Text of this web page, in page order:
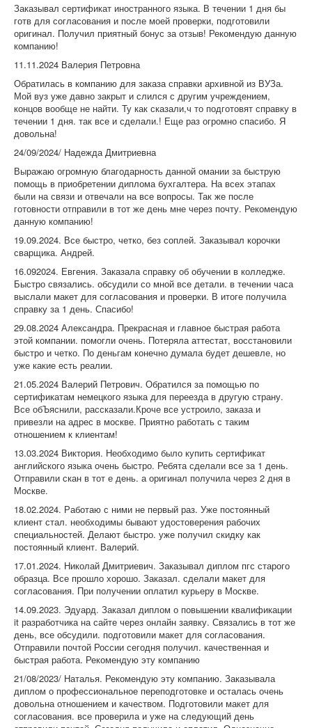
Заказывал сертификат иностранного языка. В течении 1 дня бы
готв для согласования и после моей проверки, подготовили
оригинал. Получил приятный бонус за отзыв! Рекомендую данную
компанию!
11.11.2024 Валерия Петровна
Обратилась в компанию для заказа справки архивной из ВУЗа.
Мой вуз уже давно закрыт и слился с другим учреждением,
концов вообще не найти. Ту как сказали,ч то подготовят справку в
течении 1 дня. так все и сделали.! Еще раз огромно спасибо. Я
довольна!
24/09/2024/ Надежда Дмитриевна
Выражаю огромную благодарность данной омании за быструю
помощь в приобретении диплома бухгалтера. На всех этапах
были на связи и отвечали на все вопросы. Так же после
готовности отправили в тот же день мне через почту. Рекомендую
данную компанию!
19.09.2024. Все быстро, четко, без соплей. Заказывал корочки
сварщика. Андрей.
16.092024. Евгения. Заказала справку об обучении в колледже.
Быстро связались. обсудили со мной все детали. в течении часа
выслали макет для согласования и проверки. В итоге получила
справку за 1 день. Спасибо!
29.08.2024 Александра. Прекрасная и главное быстрая работа
этой компании. помогли очень. Потеряла аттестат, восстановили
быстро и четко. По деньгам конечно думала будет дешевле, но
уже какие есть реалии.
21.05.2024 Валерий Петрович. Обратился за помощью по
сертификатам немецкого языка для переезда в другую страну.
Все обЪяснили, рассказали.Кроче все устроило, заказа и
привезли на адрес в москве. Приятно работать с таким
отношением к клиентам!
13.03.2024 Виктория. Необходимо было купить сертификат
английского языка очень быстро. Ребята сделали все за 1 день.
Отправили скан в тот е день. а оригинал получила через 2 дня в
Москве.
18.02.2024. Работаю с ними не первый раз. Уже постоянный
клиент стал. необходимы бывают удостоверения рабочих
специальностей. Делают быстро. уже получил скидку как
постоянный клиент. Валерий.
17.01.2024. Николай Дмитриевич. Заказывал диплом пгс старого
образца. Все прошло хорошо. Заказал. сделали макет для
согласования. При получении оплатил курьеру в Москве.
14.09.2023. Эдуард. Заказал диплом о повышении квалификации
it разработчика на сайте через онлайн заявку. Связались в тот же
день, все обсудили. подготовили макет для согласования.
Отправили почтой России сегодня получил. качественная и
быстрая работа. Рекомендую эту компанию
21/08/2023/ Наталья. Рекомендую эту компанию. Заказывала
диплом о профессиональное переподготовке и осталась очень
довольна отношением и качеством. Подготовили макет для
согласования. все проверила и уже на следующий день